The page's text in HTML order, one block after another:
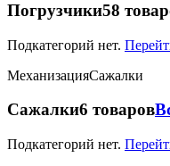
Погрузчики58
Подкатегорий нет.
МеханизацияСажалки
Сажалки6 товаров
Подкатегорий нет.